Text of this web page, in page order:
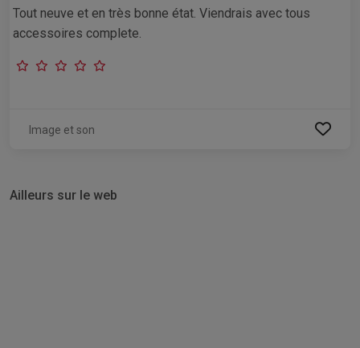
Tout neuve et en très bonne état. Viendrais avec tous
accessoires complete.
Image et son
Ailleurs sur le web